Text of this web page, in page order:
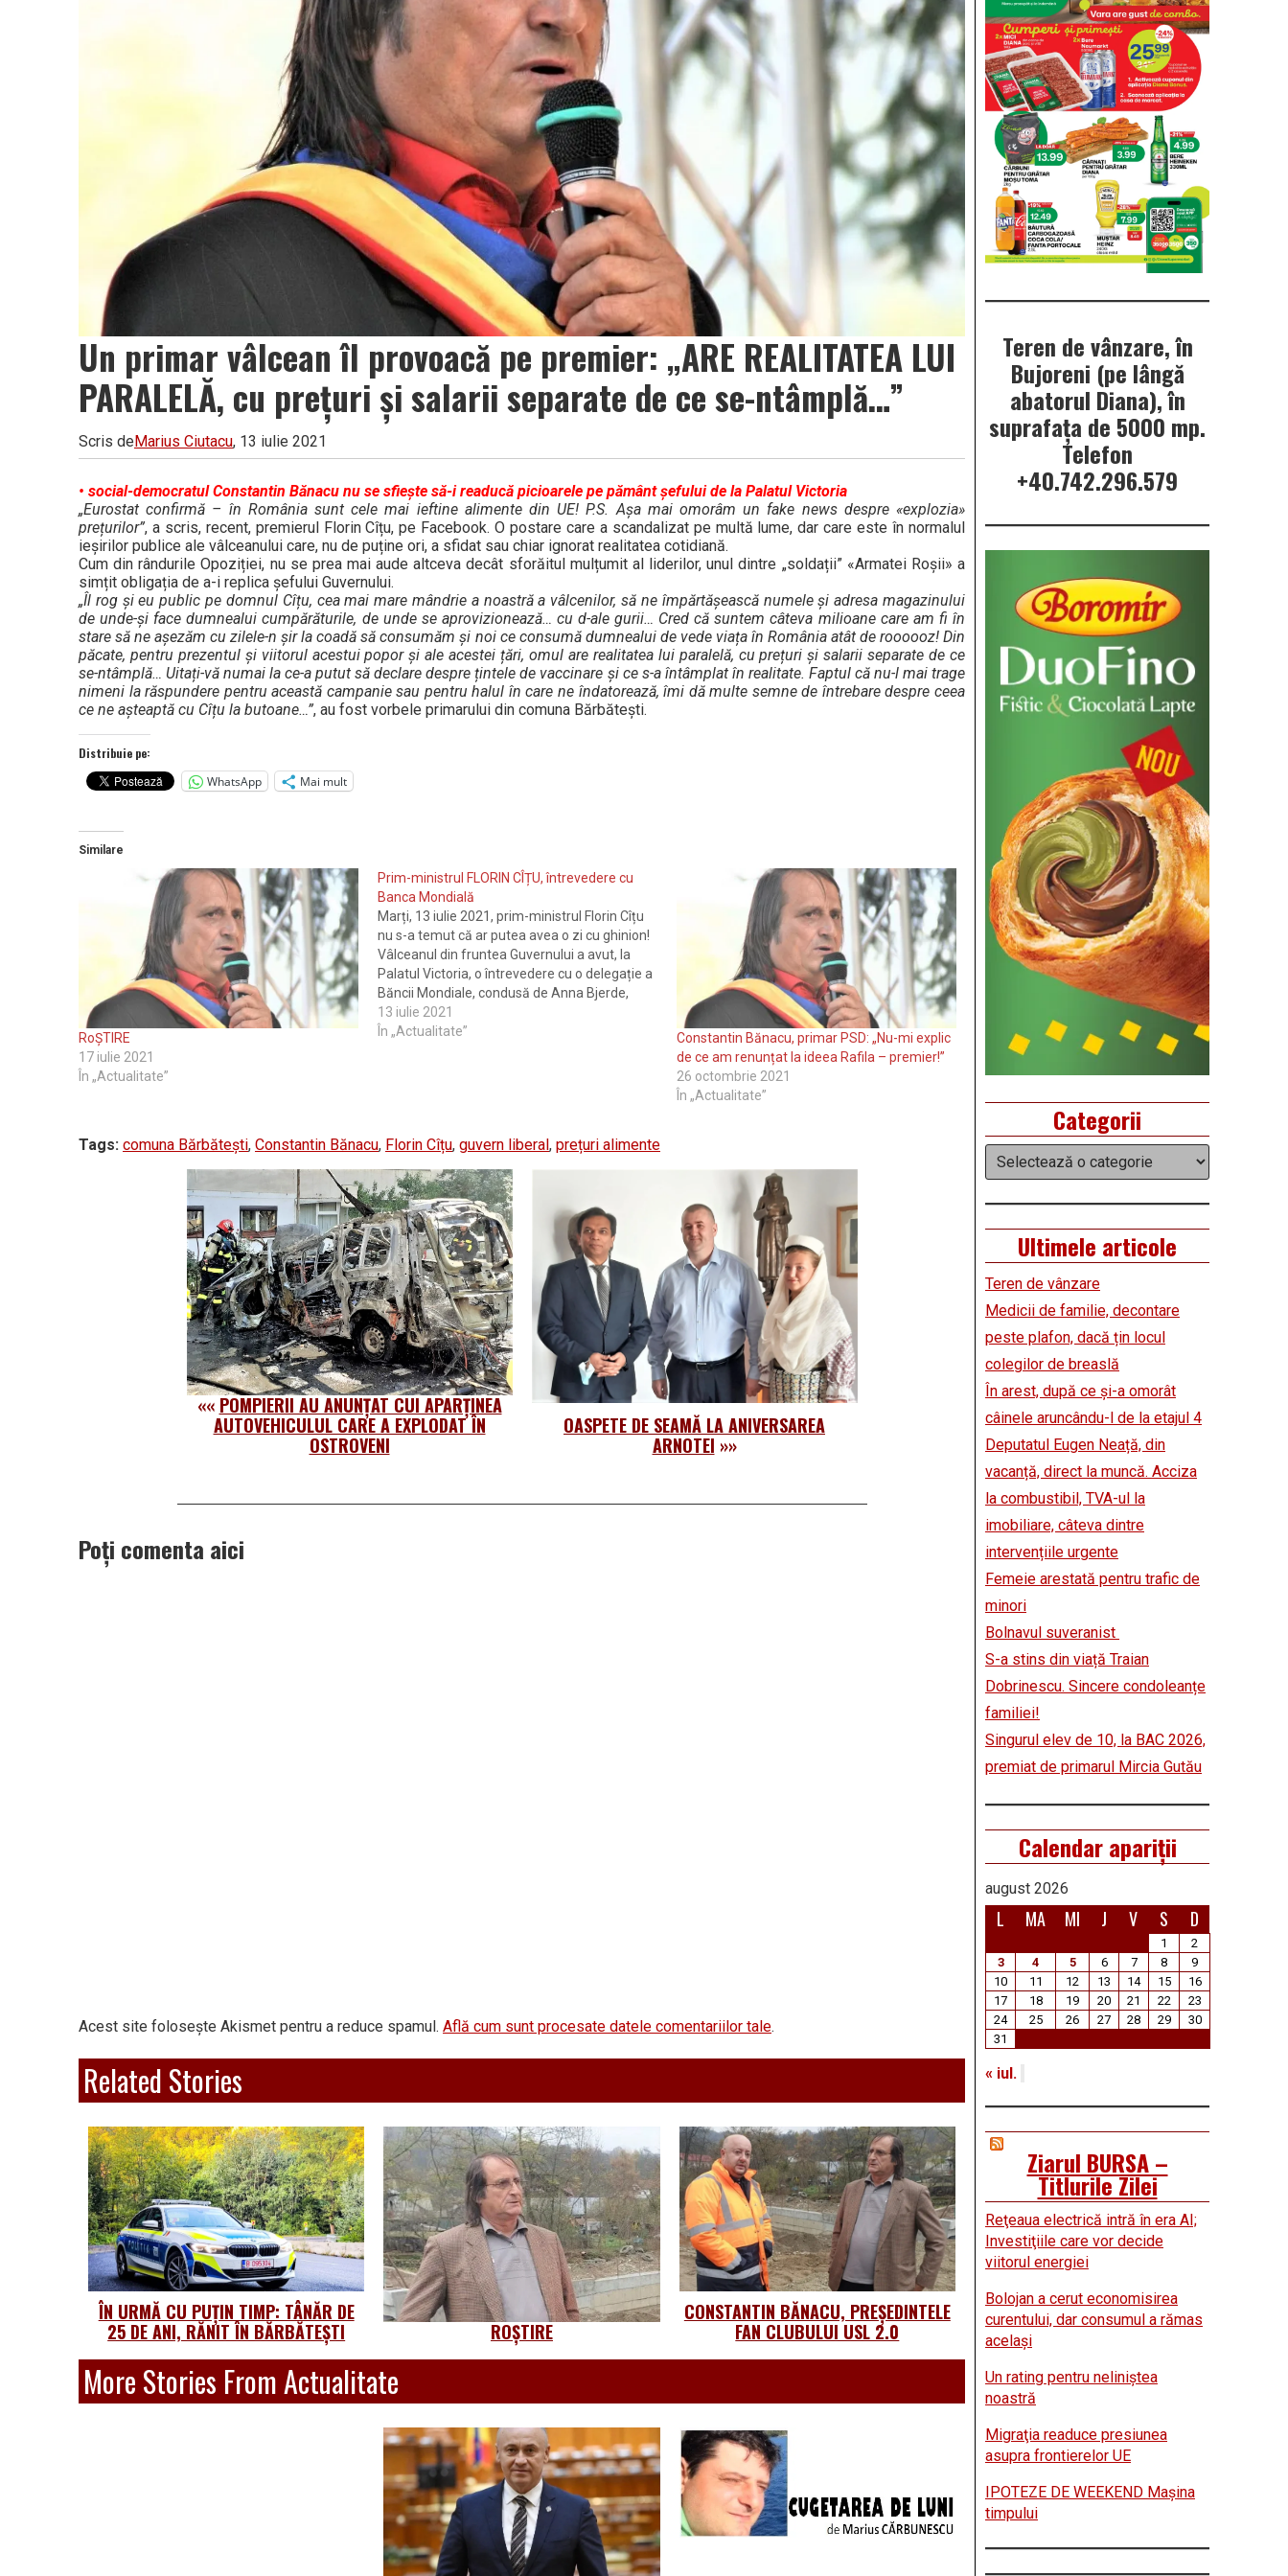
Un primar vâlcean îl provoacă pe premier: „ARE REALITATEA LUI
PARALELĂ, cu prețuri și salarii separate de ce se-ntâmplă…”
Scris deMarius Ciutacu, 13 iulie 2021
• social-democratul Constantin Bănacu nu se sfiește să-i readucă picioarele pe pământ șefului de la Palatul Victoria
„Eurostat confirmă – în România sunt cele mai ieftine alimente din UE! P.S. Așa mai omorâm un fake news despre «explozia»
prețurilor”, a scris, recent, premierul Florin Cîțu, pe Facebook. O postare care a scandalizat pe multă lume, dar care este în normalul
ieșirilor publice ale vâlceanului care, nu de puține ori, a sfidat sau chiar ignorat realitatea cotidiană.
Cum din rândurile Opoziției, nu se prea mai aude altceva decât sforăitul mulțumit al liderilor, unul dintre „soldații” «Armatei Roșii» a
simțit obligația de a-i replica șefului Guvernului.
„Îl rog și eu public pe domnul Cîțu, cea mai mare mândrie a noastră a vâlcenilor, să ne împărtășească numele și adresa magazinului
de unde-și face dumnealui cumpărăturile, de unde se aprovizionează… cu d-ale gurii… Cred că suntem câteva milioane care am fi în
stare să ne așezăm cu zilele-n șir la coadă să consumăm și noi ce consumă dumnealui de vede viața în România atât de roooooz! Din
păcate, pentru prezentul și viitorul acestui popor și ale acestei țări, omul are realitatea lui paralelă, cu prețuri și salarii separate de ce
se-ntâmplă… Uitați-vă numai la ce-a putut să declare despre țintele de vaccinare și ce s-a întâmplat în realitate. Faptul că nu-l mai trage
nimeni la răspundere pentru această campanie sau pentru halul în care ne îndatorează, îmi dă multe semne de întrebare despre ceea
ce ne așteaptă cu Cîțu la butoane…”, au fost vorbele primarului din comuna Bărbătești.
Distribuie pe:
WhatsApp
Mai mult
Similare
RoȘTIRE
17 iulie 2021
În „Actualitate”
Prim-ministrul FLORIN CÎȚU, întrevedere cu
Banca Mondială
Marți, 13 iulie 2021, prim-ministrul Florin Cîțu
nu s-a temut că ar putea avea o zi cu ghinion!
Vâlceanul din fruntea Guvernului a avut, la
Palatul Victoria, o întrevedere cu o delegație a
Băncii Mondiale, condusă de Anna Bjerde,
vicepreședinte pentru Europa și Asia Centrală.
Banca Mondială a felicitat Guvernul…
13 iulie 2021
În „Actualitate”
Constantin Bănacu, primar PSD: „Nu-mi explic
de ce am renunțat la ideea Rafila – premier!”
26 octombrie 2021
În „Actualitate”
Tags: comuna Bărbătești, Constantin Bănacu, Florin Cîțu, guvern liberal, prețuri alimente
«« POMPIERII AU ANUNȚAT CUI APARȚINEA
AUTOVEHICULUL CARE A EXPLODAT ÎN
OSTROVENI
OASPETE DE SEAMĂ LA ANIVERSAREA
ARNOTEI »»
Poți comenta aici
Acest site folosește Akismet pentru a reduce spamul. Află cum sunt procesate datele comentariilor tale.
Related Stories
ÎN URMĂ CU PUȚIN TIMP: TÂNĂR DE
25 DE ANI, RĂNIT ÎN BĂRBĂTEȘTI
ROȘTIRE
CONSTANTIN BĂNACU, PREȘEDINTELE
FAN CLUBULUI USL 2.0
More Stories From Actualitate
Teren de vânzare, în
Bujoreni (pe lângă
abatorul Diana), în
suprafața de 5000 mp.
Telefon
+40.742.296.579
Categorii
Categorii
Ultimele articole
Teren de vânzare
Medicii de familie, decontare
peste plafon, dacă țin locul
colegilor de breaslă
În arest, după ce și-a omorât
câinele aruncându-l de la etajul 4
Deputatul Eugen Neață, din
vacanță, direct la muncă. Acciza
la combustibil, TVA-ul la
imobiliare, câteva dintre
intervențiile urgente
Femeie arestată pentru trafic de
minori
Bolnavul suveranist
S-a stins din viață Traian
Dobrinescu. Sincere condoleanțe
familiei!
Singurul elev de 10, la BAC 2026,
premiat de primarul Mircia Gutău
Calendar apariții
august 2026
L MA MI J V S D
1
2
3
4 5 6 7 8
9
10
11 12 13 14 15
16
17
18 19 20 21 22
23
24
25 26 27 28 29
30
31
« iul.
Ziarul BURSA –
Titlurile Zilei
Reţeaua electrică intră în era AI;
Investiţiile care vor decide
viitorul energiei
Bolojan a cerut economisirea
curentului, dar consumul a rămas
acelaşi
Un rating pentru neliniştea
noastră
Migraţia readuce presiunea
asupra frontierelor UE
IPOTEZE DE WEEKEND Maşina
timpului